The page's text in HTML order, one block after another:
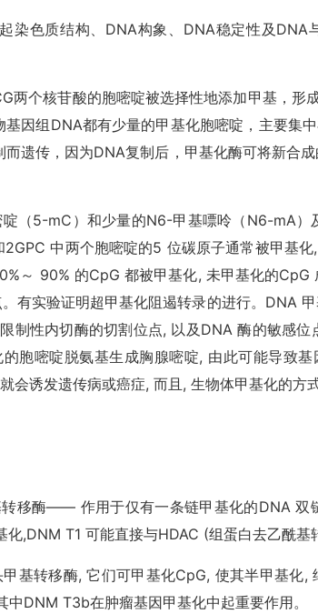
染色质结构、DNA构象、DNA稳定性及DNA
两个核苷酸的胞嘧啶被选择性地添加甲基，形
因组DNA都有少量的甲基化胞嘧啶，主要集
遗传，因为DNA复制后，甲基化酶可将新合
（5-mC）和少量的N6-甲基嘌呤（N6-mA）
中两个胞嘧啶的5 位碳原子通常被甲基
～ 90% 的CpG 都被甲基化, 未甲基化的CpG
有实验证明超甲基化阻遏转录的进行。DNA
制性内切酶的切割位点, 以及DNA 酶的敏感位
胞嘧啶脱氨基生成胸腺嘧啶, 由此可能导致
会诱发遗传病或癌症, 而且, 生物体甲基化的方
移酶—— 作用于仅有一条链甲基化的DNA 双
化,DNM T1 可能直接与HDAC (组蛋白去乙酰基
基转移酶, 它们可甲基化CpG, 使其半甲基化,
DNM T3b在肿瘤基因甲基化中起重要作用。